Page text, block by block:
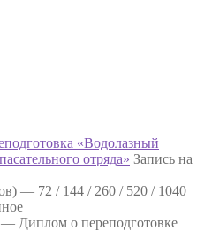
«Водолазный
отряда» Запись на
— 72 / 144 / 260 / 520 / 1040
— Диплом о переподготовке